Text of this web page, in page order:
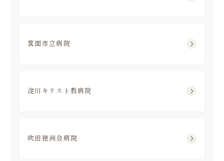
箕面市立病院
淀川キリスト教病院
吹田徳洲会病院